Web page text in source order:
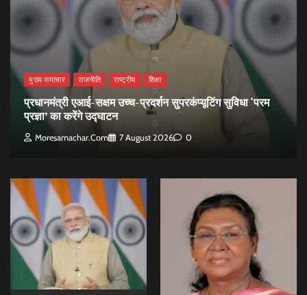
मुख्य समाचार राजनीति राष्ट्रीय शिक्षा
प्रधानमंत्री एआई-सक्षम उच्च-प्रदर्शन सुपरकंप्यूटिंग सुविधा ‘परम
प्रज्ञा’ का करेंगे उद्घाटन
Moresamachar.com 7 August 2026 0